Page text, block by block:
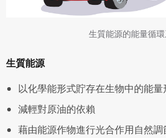
生質能源的能量循
生質能源
以化學能形式貯存在生物中的能量
減輕對原油的依賴
藉由能源作物進行光合作用自然調